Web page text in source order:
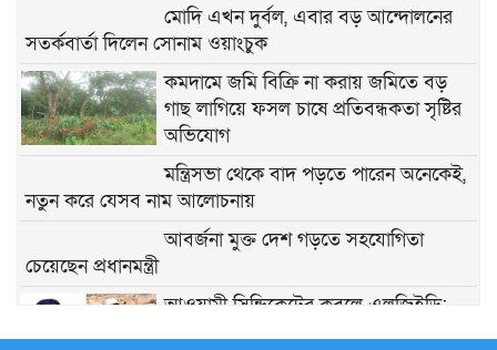
মোদি এখন দুর্বল, এবার বড় আন্দোলনের
সতর্কবার্তা দিলেন সোনাম ওয়াংচুক
কমদামে জমি বিক্রি না করায় জমিতে বড়
গাছ লাগিয়ে ফসল চাষে প্রতিবন্ধকতা সৃষ্টির
অভিযোগ
মন্ত্রিসভা থেকে বাদ পড়তে পারেন অনেকেই,
নতুন করে যেসব নাম আলোচনায়
আবর্জনা মুক্ত দেশ গড়তে সহযোগিতা
চেয়েছেন প্রধানমন্ত্রী
‎আওয়ামী সিন্ডিকেটের কবলে এলজিইডি: